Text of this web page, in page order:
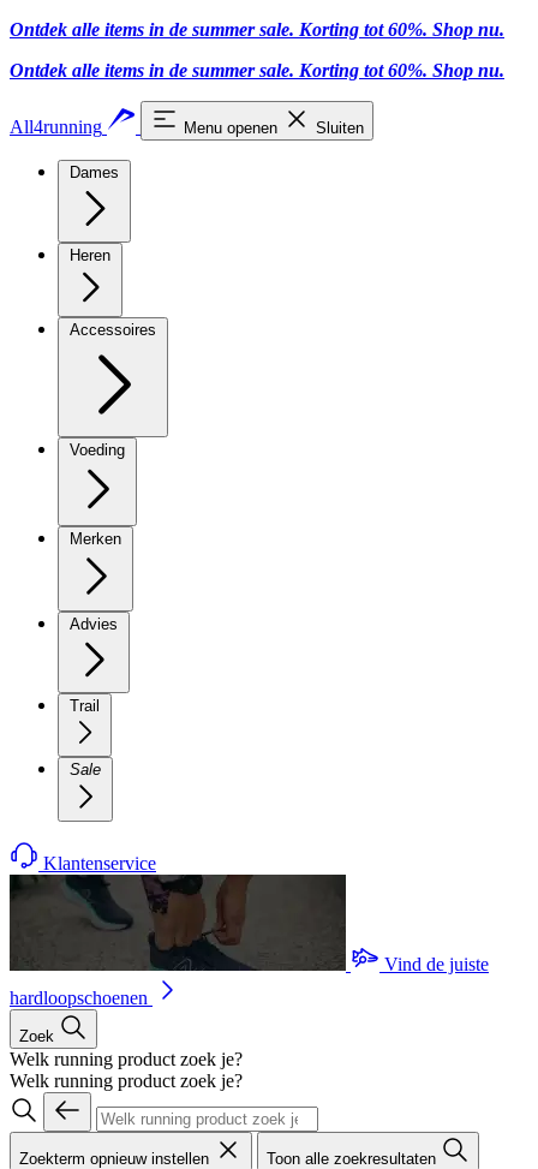
Ontdek alle items in de summer sale. Korting tot 60%. Shop nu.
Ontdek alle items in de summer sale. Korting tot 60%. Shop nu.
All4running Menu openen Sluiten
Dames
Heren
Accessoires
Voeding
Merken
Advies
Trail
Sale
Klantenservice
Vind de juiste
hardloopschoenen
Zoek
Welk running product zoek je?
Welk running product zoek je?
Zoekterm opnieuw instellen Toon alle zoekresultaten